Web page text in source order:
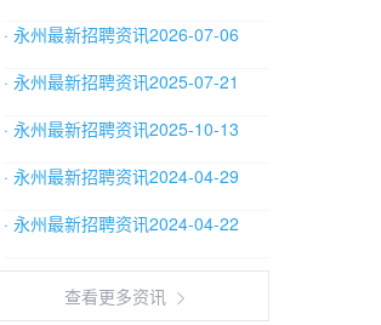
· 永州最新招聘资讯2026-07-06
· 永州最新招聘资讯2025-07-21
· 永州最新招聘资讯2025-10-13
· 永州最新招聘资讯2024-04-29
· 永州最新招聘资讯2024-04-22
查看更多资讯